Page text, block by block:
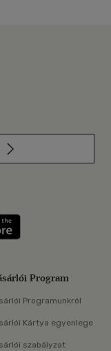
meg: Google
Program
Programunkról
Kártya egyenlege
szabályzat